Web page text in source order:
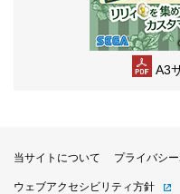
A3
当サイトについて プライバシ
ウェブアクセシビリティ方針